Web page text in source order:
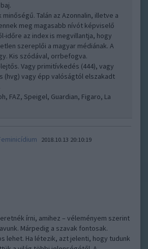
Talán az Azonnalin, illetve a
meg magasabb nívót képviselő
időre az index is megvillantja, hogy
szereplői a magyar médiának. A
Kis szódával, orrbefogva.
Vagy primitívkedés (444), vagy
(hvg) vagy épp valóságtól elszakadt
FAZ, Speigel, Guardian, Figaro, La
2018.10.13 20:10:19
írni, amihez – véleményem szerint
Márpedig a szavak fontosak.
lehet. Ha létezik, azt jelenti, hogy tudunk